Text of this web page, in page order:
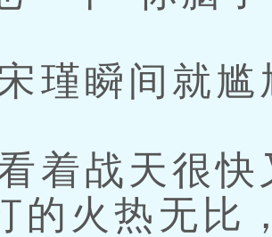
瞬间就尴
战天很快
的火热无比